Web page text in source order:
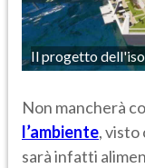
Il progetto
Non mancherà
l’ambiente, visto
sarà infatti